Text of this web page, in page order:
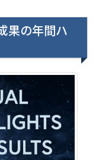
果の年間ハ